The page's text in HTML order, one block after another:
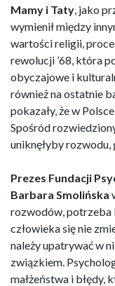
Mamy i Taty, jako
wymienił między
wartości religii,
rewolucji ’68, która
obyczajowe i
również na ostatnie
pokazały, że w
Spośród
uniknęłyby
Prezes Fundacji
Barbara Smolińska
rozwodów, potrzeba
człowieka się nie
należy upatrywać w
związkiem.
małżeństwa i błędy,